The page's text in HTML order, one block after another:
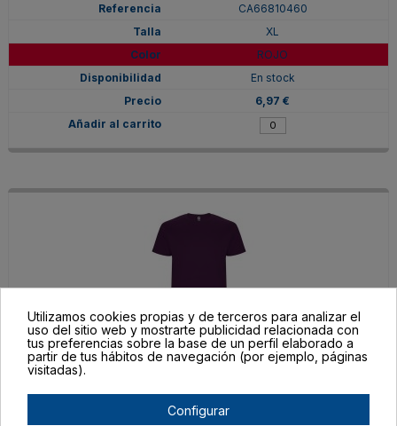
CA66810460
XL
ROJO
En stock
6,97 €
CA66810471
Utilizamos cookies propias y de terceros para analizar el
uso del sitio web y mostrarte publicidad relacionada con
tus preferencias sobre la base de un perfil elaborado a
partir de tus hábitos de navegación (por ejemplo, páginas
visitadas).
Configurar